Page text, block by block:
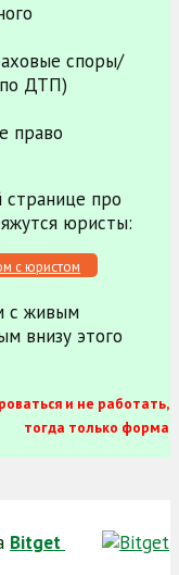
споры/
ДТП)
право
странице про
юристы:
с юристом
с живым
внизу этого
и не работать,
тогда только форма
Bitget